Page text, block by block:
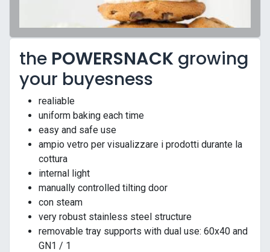
the POWERSNACK growing
your buyesness
realiable
uniform baking each time
easy and safe use
ampio vetro per visualizzare i prodotti durante la
cottura
internal light
manually controlled tilting door
con steam
very robust stainless steel structure
removable tray supports with dual use: 60x40 and
GN1 / 1